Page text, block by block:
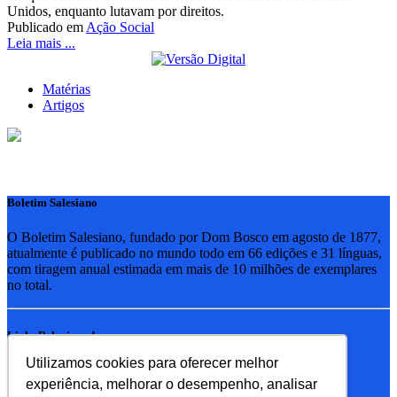
Utilizamos cookies para oferecer melhor
experiência, melhorar o desempenho, analisar
Unidos, enquanto lutavam por direitos.
Publicado emAção Social
Leia mais ...
Matérias
Artigos
Boletim Salesiano
O Boletim Salesiano, fundado por Dom Bosco em agosto de 1877,
atualmente é publicado no mundo todo em 66 edições e 31 línguas,
com tiragem anual estimada em mais de 10 milhões de exemplares
no total.
Links Relacionados
RSB - Rede Salesiana Brasil
EDEBE - Editora